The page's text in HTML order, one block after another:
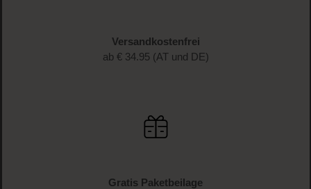
Versandkostenfrei
ab € 34.95 (AT und DE)
Gratis Paketbeilage